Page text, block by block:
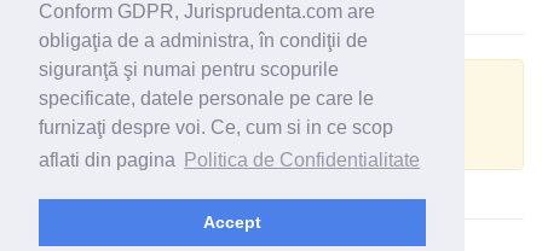
Conform GDPR, Jurisprudenta.com are
obligaţia de a administra, în condiţii de
siguranţă şi numai pentru scopurile
specificate, datele personale pe care le
furnizaţi despre voi. Ce, cum si in ce scop
aflati din pagina
Politica de Confidentialitate
Accept
Actualizare GRPD
Despre datele personale din acest dosar